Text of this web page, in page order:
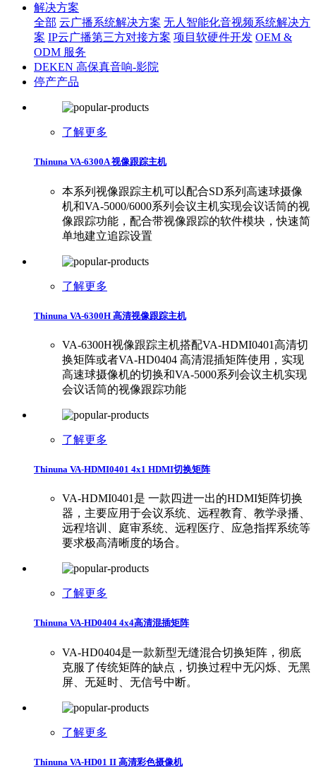
解决方案
全部 云广播系统解决方案 无人智能化音视频系统解决方
案 IP云广播第三方对接方案 项目软硬件开发 OEM &
ODM 服务
DEKEN 高保真音响-影院
停产产品
了解更多
Thinuna VA-6300A 视像跟踪主机
本系列视像跟踪主机可以配合SD系列高速球摄像
机和VA-5000/6000系列会议主机实现会议话筒的视
像跟踪功能，配合带视像跟踪的软件模块，快速简
单地建立追踪设置
了解更多
Thinuna VA-6300H 高清视像跟踪主机
VA-6300H视像跟踪主机搭配VA-HDMI0401高清切
换矩阵或者VA-HD0404 高清混插矩阵使用，实现
高速球摄像机的切换和VA-5000系列会议主机实现
会议话筒的视像跟踪功能
了解更多
Thinuna VA-HDMI0401 4x1 HDMI切换矩阵
VA-HDMI0401是 一款四进一出的HDMI矩阵切换
器，主要应用于会议系统、远程教育、教学录播、
远程培训、庭审系统、远程医疗、应急指挥系统等
要求极高清晰度的场合。
了解更多
Thinuna VA-HD0404 4x4高清混插矩阵
VA-HD0404是一款新型无缝混合切换矩阵，彻底
克服了传统矩阵的缺点，切换过程中无闪烁、无黑
屏、无延时、无信号中断。
了解更多
Thinuna VA-HD01 II 高清彩色摄像机